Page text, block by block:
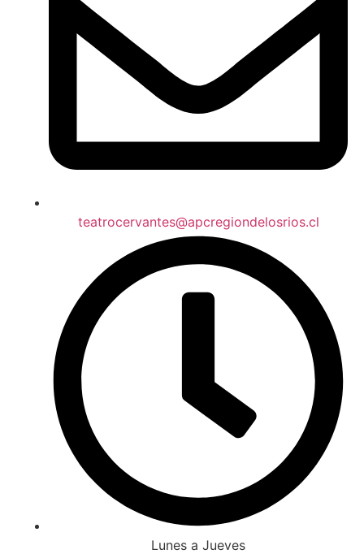
teatrocervantes@apcregiondelosrios.cl
Lunes a Jueves